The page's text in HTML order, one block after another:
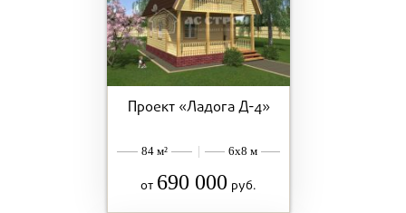
Проект «Ладога Д-4»
84 м² 6x8 м
от 690 000 руб.